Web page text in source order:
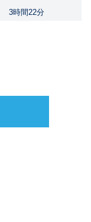
3時間22分